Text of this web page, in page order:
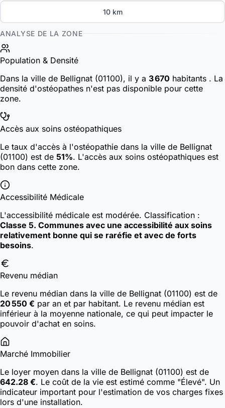
10 km
ANALYSE DE LA ZONE
Population & Densité
Dans la ville de Bellignat (01100), il y a 3 670 habitants . La
densité d'ostéopathes n'est pas disponible pour cette
zone.
Accès aux soins ostéopathiques
Le taux d'accès à l'ostéopathie dans la ville de Bellignat
(01100) est de 51%. L'accès aux soins ostéopathiques est
bon dans cette zone.
Accessibilité Médicale
L'accessibilité médicale est modérée. Classification :
Classe 5. Communes avec une accessibilité aux soins
relativement bonne qui se raréfie et avec de forts
besoins.
Revenu médian
Le revenu médian dans la ville de Bellignat (01100) est de
20 550 € par an et par habitant. Le revenu médian est
inférieur à la moyenne nationale, ce qui peut impacter le
pouvoir d'achat en soins.
Marché Immobilier
Le loyer moyen dans la ville de Bellignat (01100) est de
642.28 €. Le coût de la vie est estimé comme "Élevé". Un
indicateur important pour l'estimation de vos charges fixes
lors d'une installation.